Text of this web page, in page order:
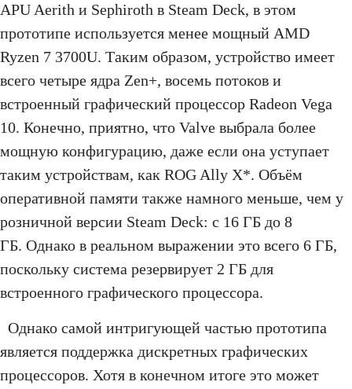
APU Aerith и Sephiroth в Steam Deck, в этом
прототипе используется менее мощный AMD
Ryzen 7 3700U. Таким образом, устройство имеет
всего четыре ядра Zen+, восемь потоков и
встроенный графический процессор Radeon Vega
10. Конечно, приятно, что Valve выбрала более
мощную конфигурацию, даже если она уступает
таким устройствам, как ROG Ally X*. Объём
оперативной памяти также намного меньше, чем у
розничной версии Steam Deck: с 16 ГБ до 8
ГБ. Однако в реальном выражении это всего 6 ГБ,
поскольку система резервирует 2 ГБ для
встроенного графического процессора.
Однако самой интригующей частью прототипа
является поддержка дискретных графических
процессоров. Хотя в конечном итоге это может